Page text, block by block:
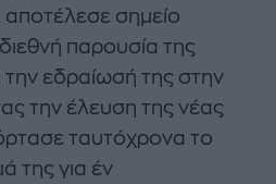
σημείο
παρουσία της
την εδραίωσή της στην
την έλευση της νέας
ταυτόχρονα το
της για έν